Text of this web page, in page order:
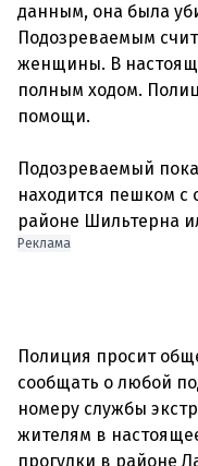
данным, она была
Подозреваемым
женщины. В
полным ходом.
помощи.
Подозреваемый
находится пешком
Реклама
Полиция просит
сообщать о любой
номеру службы
жителям в
прогулки в районе